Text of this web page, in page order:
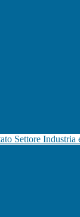
Settore Industria